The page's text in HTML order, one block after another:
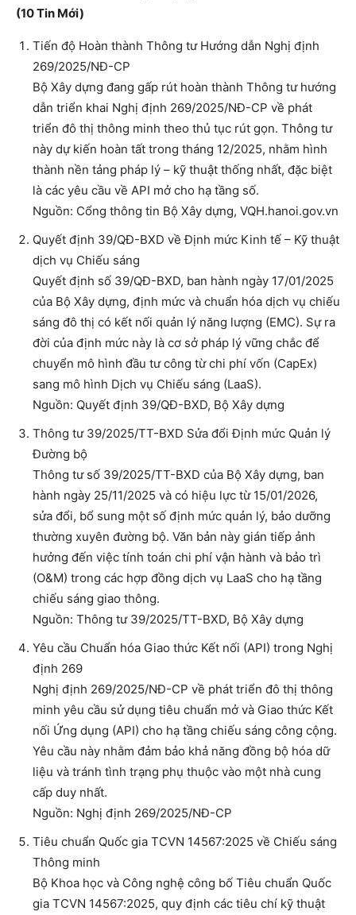
(10 Tin Mới)
Tiến độ Hoàn thành Thông tư Hướng dẫn Nghị định
269/2025/NĐ-CP
Bộ Xây dựng đang gấp rút hoàn thành Thông tư hướng
dẫn triển khai Nghị định 269/2025/NĐ-CP về phát
triển đô thị thông minh theo thủ tục rút gọn. Thông tư
này dự kiến hoàn tất trong tháng 12/2025, nhằm hình
thành nền tảng pháp lý – kỹ thuật thống nhất, đặc biệt
là các yêu cầu về API mở cho hạ tầng số.
Nguồn: Cổng thông tin Bộ Xây dựng, VQH.hanoi.gov.vn
Quyết định 39/QĐ-BXD về Định mức Kinh tế – Kỹ thuật
dịch vụ Chiếu sáng
Quyết định số 39/QĐ-BXD, ban hành ngày 17/01/2025
của Bộ Xây dựng, định mức và chuẩn hóa dịch vụ chiếu
sáng đô thị có kết nối quản lý năng lượng (EMC). Sự ra
đời của định mức này là cơ sở pháp lý vững chắc để
chuyển mô hình đầu tư công từ chi phí vốn (CapEx)
sang mô hình Dịch vụ Chiếu sáng (LaaS).
Nguồn: Quyết định 39/QĐ-BXD, Bộ Xây dựng
Thông tư 39/2025/TT-BXD Sửa đổi Định mức Quản lý
Đường bộ
Thông tư số 39/2025/TT-BXD của Bộ Xây dựng, ban
hành ngày 25/11/2025 và có hiệu lực từ 15/01/2026,
sửa đổi, bổ sung một số định mức quản lý, bảo dưỡng
thường xuyên đường bộ. Văn bản này gián tiếp ảnh
hưởng đến việc tính toán chi phí vận hành và bảo trì
(O&M) trong các hợp đồng dịch vụ LaaS cho hạ tầng
chiếu sáng giao thông.
Nguồn: Thông tư 39/2025/TT-BXD, Bộ Xây dựng
Yêu cầu Chuẩn hóa Giao thức Kết nối (API) trong Nghị
định 269
Nghị định 269/2025/NĐ-CP về phát triển đô thị thông
minh yêu cầu sử dụng tiêu chuẩn mở và Giao thức Kết
nối Ứng dụng (API) cho hạ tầng chiếu sáng công cộng.
Yêu cầu này nhằm đảm bảo khả năng đồng bộ hóa dữ
liệu và tránh tình trạng phụ thuộc vào một nhà cung
cấp duy nhất.
Nguồn: Nghị định 269/2025/NĐ-CP
Tiêu chuẩn Quốc gia TCVN 14567:2025 về Chiếu sáng
Thông minh
Bộ Khoa học và Công nghệ công bố Tiêu chuẩn Quốc
gia TCVN 14567:2025, quy định các tiêu chí kỹ thuật